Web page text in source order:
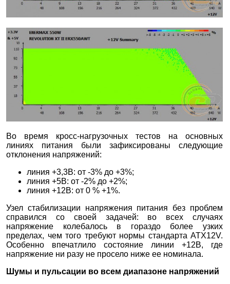
Во время кросс-нагрузочных тестов на основных
линиях питания были зафиксированы следующие
отклонения напряжений:
линия +3,3В: от -3% до +3%;
линия +5В: от -2% до +2%;
линия +12В: от 0 % +1%.
Узел стабилизации напряжения питания без проблем
справился со своей задачей: во всех случаях
напряжение колебалось в гораздо более узких
пределах, чем того требуют нормы стандарта ATX12V.
Особенно впечатлило состояние линии +12В, где
напряжение ни разу не просело ниже ее номинала.
Шумы и пульсации во всем диапазоне напряжений